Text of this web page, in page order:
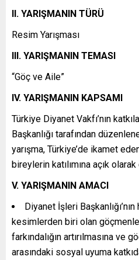
II. YARIŞMANIN TÜRÜ
Resim Yarışması
III. YARIŞMANIN TEMASI
“Göç ve Aile”
IV. YARIŞMANIN KAPSAMI
Türkiye Diyanet Vakfı’nın
Başkanlığı tarafından
yarışma, Türkiye’de ikamet
bireylerin katılımına açık
V. YARIŞMANIN AMACI
Diyanet İşleri
kesimlerden biri olan
farkındalığın artırılmasına ve
arasındaki sosyal uyuma